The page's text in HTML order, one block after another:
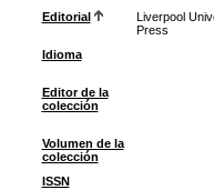
Editorial
Liverpool
Press
Idioma
Editor de la
colección
Volumen de la
colección
ISSN